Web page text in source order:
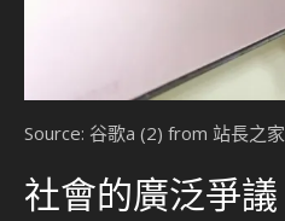
Source: 谷歌a (2) from 站長之家
社會的廣泛爭議